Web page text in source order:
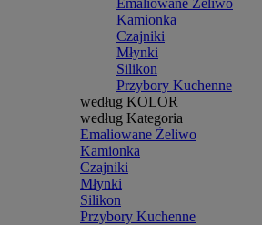
Emaliowane Żeliwo
Kamionka
Czajniki
Młynki
Silikon
Przybory Kuchenne
według KOLOR
według Kategoria
Emaliowane Żeliwo
Kamionka
Czajniki
Młynki
Silikon
Przybory Kuchenne